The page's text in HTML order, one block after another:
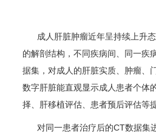
成人肝脏肿瘤近年呈持续上升
的解剖结构，不同疾病间、同一
据集，对成人的肝脏实质、肿瘤、
数字肝脏能直观显示成人患者个体
择、肝移植评估、患者预后评估等
对同一患者治疗后的CT数据集进